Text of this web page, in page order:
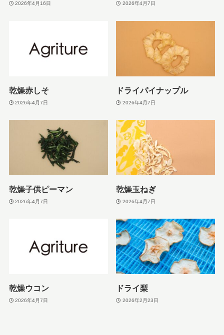
2026年4月16日 2026年4月7日
乾燥赤しそ
2026年4月7日
ドライパイナップル
2026年4月7日
乾燥子供ピーマン
2026年4月7日
乾燥玉ねぎ
2026年4月7日
乾燥ウコン
2026年4月7日
ドライ梨
2026年2月23日